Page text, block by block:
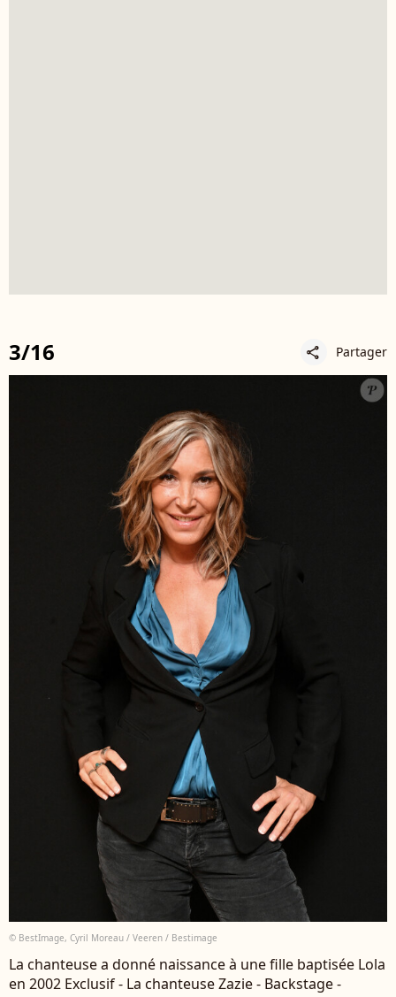
3/16 share Partager
© BestImage, Cyril Moreau / Veeren / Bestimage
La chanteuse a donné naissance à une fille baptisée Lola
en 2002 Exclusif - La chanteuse Zazie - Backstage -